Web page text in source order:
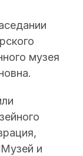
музея
и